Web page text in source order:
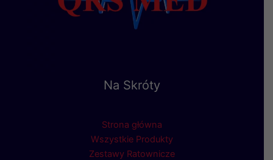
Na Skróty
Strona główna
Wszystkie Produkty
Zestawy Ratownicze